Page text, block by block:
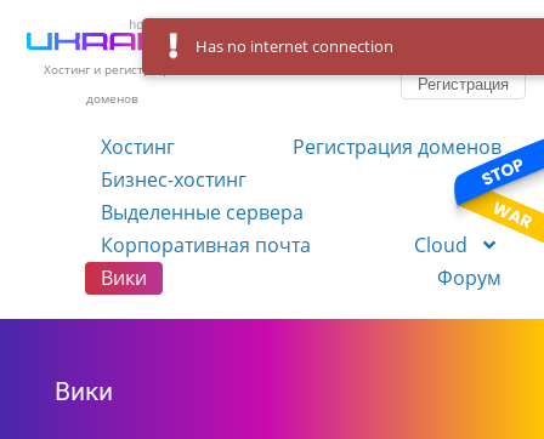
Хостинг и регистрация
доменов
Регистрация
Хостинг
Регистрация доменов
Бизнес-хостинг
VPS
Выделенные сервера
Корпоративная почта
Cloud
Вики
Форум
Вики
Has no internet connection